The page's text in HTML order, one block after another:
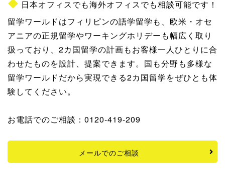
日本オフィスでも海外オフィスでも相談可能です！
留学ワールドはフィリピンの語学留学も、欧米・オセ
アニアの正規留学やワーキングホリデーも幅広く取り
扱っており、2カ国留学の計画もお客様一人ひとりに合
わせたものを設計、提案できます。国も分野も多様な
留学ワールドだから実現できる2カ国留学をぜひとも体
験してください。
お電話でのご相談：0120-419-209
メールでのご相談